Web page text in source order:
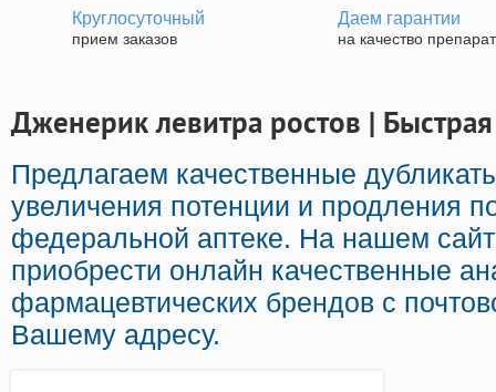
Круглосуточный
прием заказов
Даем гарантии
на качество
Дженерик левитра ростов |
Предлагаем качественные
увеличения потенции и продления
федеральной аптеке. На нашем
приобрести онлайн качественные
фармацевтических брендов с
Вашему адресу.